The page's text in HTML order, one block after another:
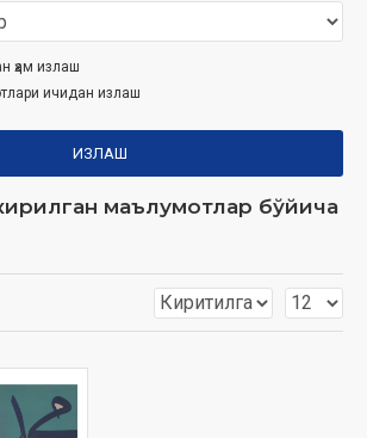
ҳам излаш
ичидан излаш
ИЗЛАШ
маълумотлар бўйича